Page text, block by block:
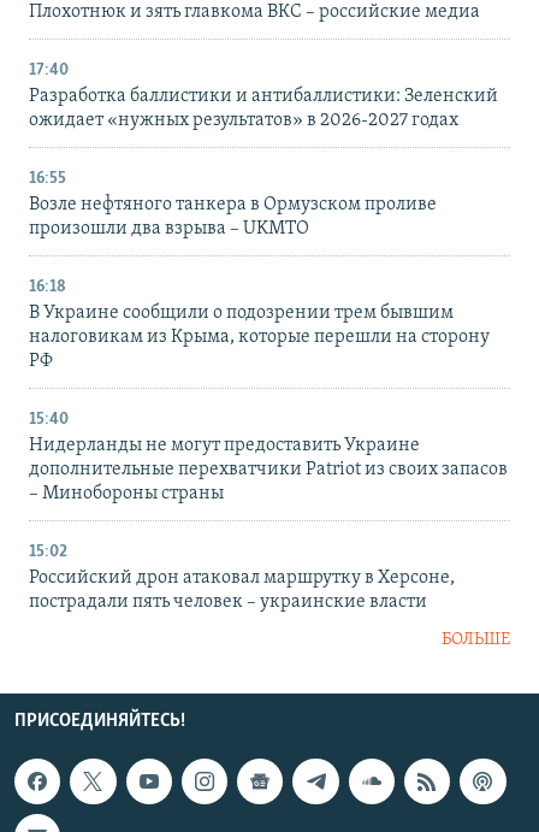
Плохотнюк и зять главкома ВКС – российские медиа
17:40
Разработка баллистики и антибаллистики: Зеленский
ожидает «нужных результатов» в 2026-2027 годах
16:55
Возле нефтяного танкера в Ормузском проливе
произошли два взрыва – UKMTO
16:18
В Украине сообщили о подозрении трем бывшим
налоговикам из Крыма, которые перешли на сторону
РФ
15:40
Нидерланды не могут предоставить Украине
дополнительные перехватчики Patriot из своих запасов
– Минобороны страны
15:02
Российский дрон атаковал маршрутку в Херсоне,
пострадали пять человек – украинские власти
БОЛЬШЕ
ПРИСОЕДИНЯЙТЕСЬ!